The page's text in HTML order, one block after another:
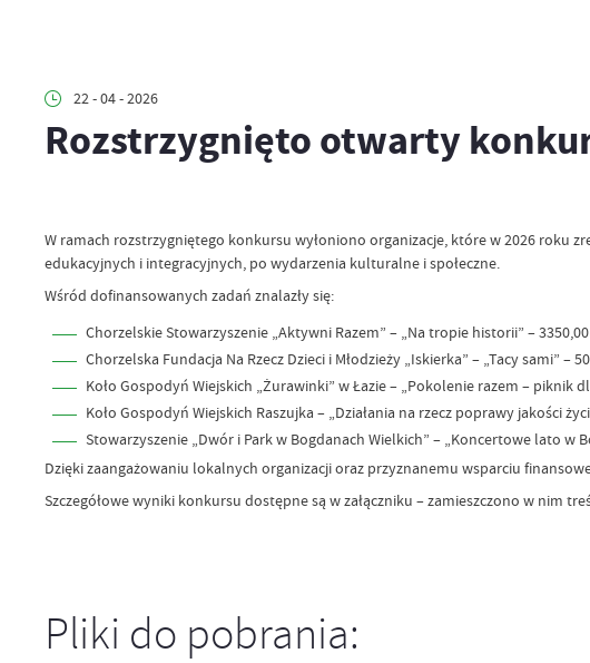
22 - 04 - 2026
Rozstrzygnięto otwarty
W ramach rozstrzygniętego konkursu wyłoniono organizacje, które w 2026 roku
edukacyjnych i integracyjnych, po wydarzenia kulturalne i społeczne.
Wśród dofinansowanych zadań znalazły się:
Chorzelskie Stowarzyszenie „Aktywni Razem” – „Na tropie historii” – 3350,00
Chorzelska Fundacja Na Rzecz Dzieci i Młodzieży „Iskierka” – „Tacy sami” –
Koło Gospodyń Wiejskich „Żurawinki” w Łazie – „Pokolenie razem – piknik
Koło Gospodyń Wiejskich Raszujka – „Działania na rzecz poprawy jakości
Stowarzyszenie „Dwór i Park w Bogdanach Wielkich” – „Koncertowe lato w
Dzięki zaangażowaniu lokalnych organizacji oraz przyznanemu wsparciu
Szczegółowe wyniki konkursu dostępne są w załączniku – zamieszczono w nim
Pliki do pobrania: